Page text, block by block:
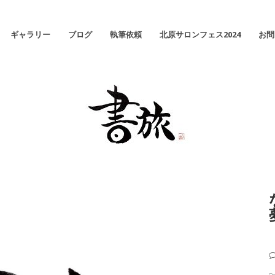
ギャラリー ブログ 執筆依頼 北原サロンフェス2024 お